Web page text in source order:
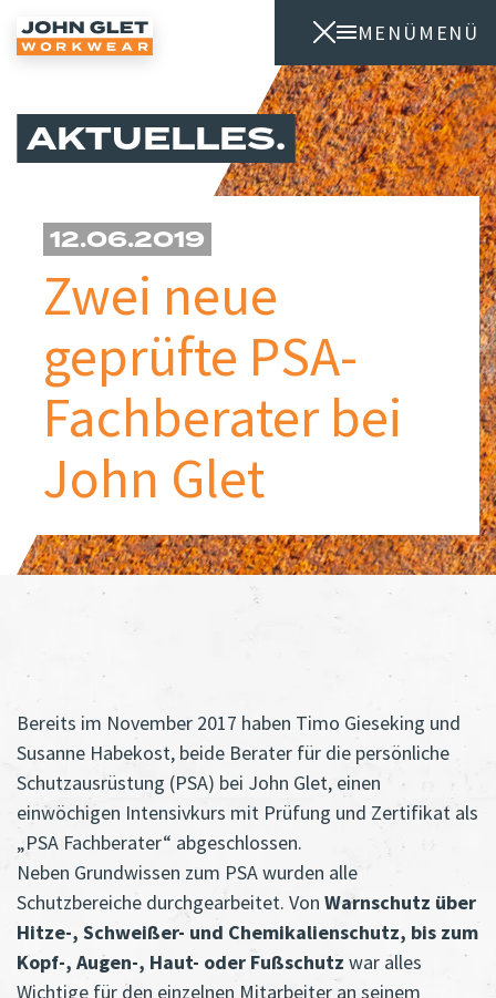
MENÜ
MENÜ
AKTUELLES
Zwei neue
geprüfte PSA-
Fachberater bei
John Glet
12.06.2019
Bereits im November 2017 haben Timo Gieseking und
Susanne Habekost, beide Berater für die persönliche
Schutzausrüstung (PSA) bei John Glet, einen
einwöchigen Intensivkurs mit Prüfung und Zertifikat als
„PSA Fachberater“ abgeschlossen.
Neben Grundwissen zum PSA wurden alle
Schutzbereiche durchgearbeitet. Von Warnschutz über
Hitze-, Schweißer- und Chemikalienschutz, bis zum
Kopf-, Augen-, Haut- oder Fußschutz war alles
Wichtige für den einzelnen Mitarbeiter an seinem